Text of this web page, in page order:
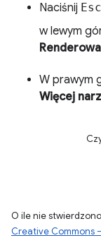
Naciśnij Esc
w lewym
W prawym
Więcej
O ile nie
Creative Commons